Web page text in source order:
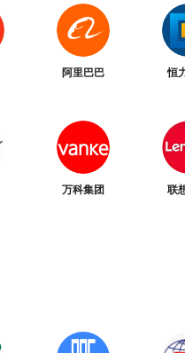
阿里巴巴 恒
万科集团 联